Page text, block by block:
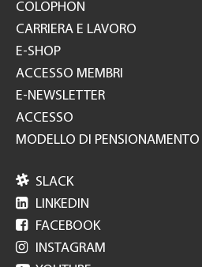
COLOPHON
CARRIERA E LAVORO
E-SHOP
ACCESSO MEMBRI
E-NEWSLETTER
ACCESSO
 SLACK
 LINKEDIN
 FACEBOOK
 INSTAGRAM